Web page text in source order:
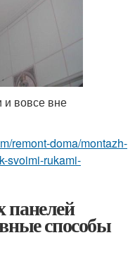
вовсе вне
remont-doma/montazh-
svoimi-rukami-
способы